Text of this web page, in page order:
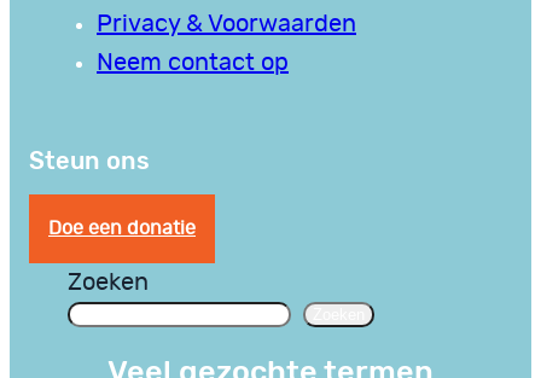
Privacy & Voorwaarden
Neem contact op
Steun ons
Doe een donatie
Zoeken